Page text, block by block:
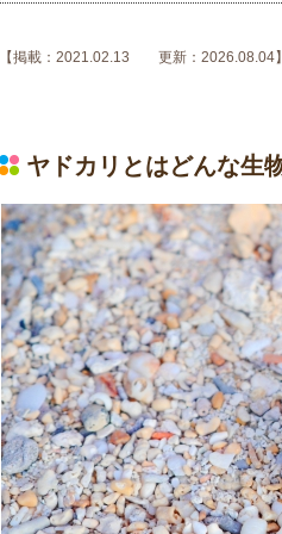
【掲載：2021.02.13 更新：2026.08.04
ヤドカリとはどんな生